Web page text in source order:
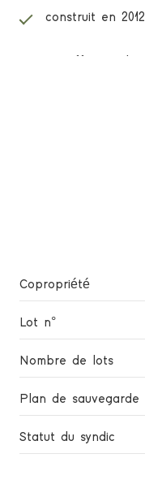
construit en 2012
Copropriété
Lot n°
Nombre de lots
Plan de sauvegarde
Statut du syndic